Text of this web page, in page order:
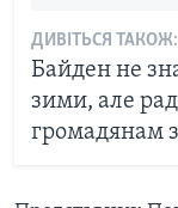
ДИВІТЬСЯ ТАКОЖ:
Байден не
зими, але
громадянам